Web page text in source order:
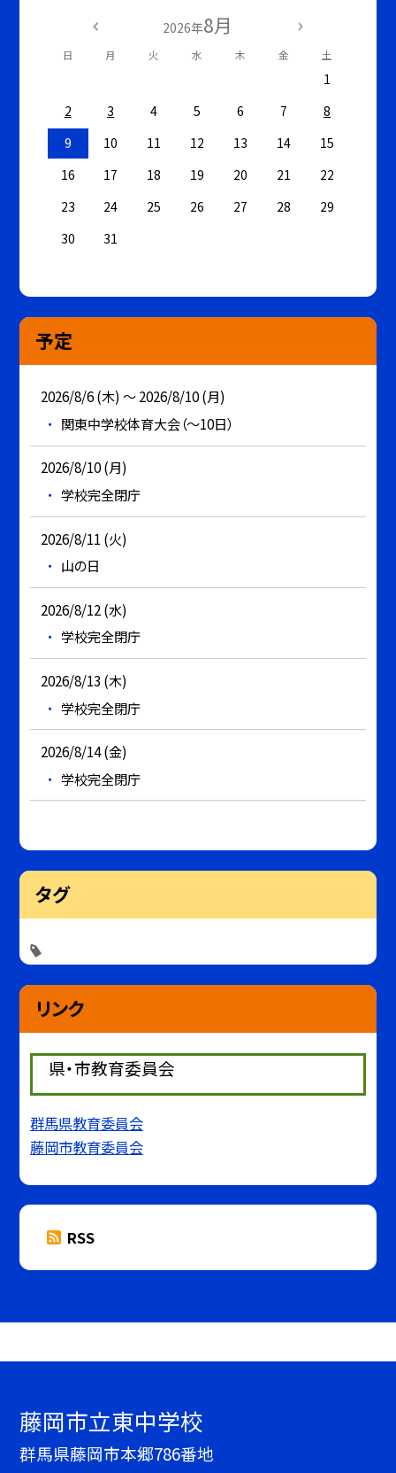
2026年8月
日 月 火 水 木 金 土
1
2
3 4 5 6 7
8
9
10 11 12 13 14
15
16
17 18 19 20 21
22
23
24 25 26 27 28
29
30
31
予定
2026/8/6 (木) ～ 2026/8/10 (月)
関東中学校体育大会（～10日）
2026/8/10 (月)
学校完全閉庁
2026/8/11 (火)
山の日
2026/8/12 (水)
学校完全閉庁
2026/8/13 (木)
学校完全閉庁
2026/8/14 (金)
学校完全閉庁
タグ
リンク
県・市教育委員会
群馬県教育委員会
藤岡市教育委員会
RSS
藤岡市立東中学校
群馬県藤岡市本郷786番地